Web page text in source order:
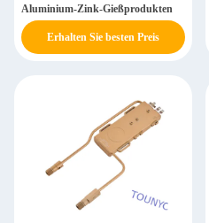
Aluminium-Zink-Gießprodukten
Erhalten Sie besten Preis